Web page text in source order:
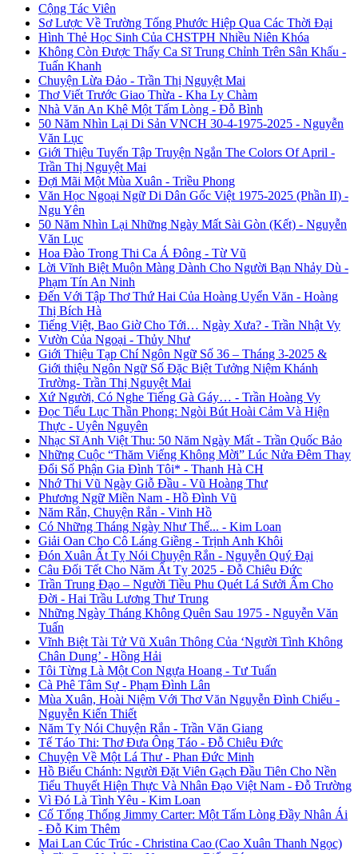
Cộng Tác Viên
Sơ Lược Về Trường Tống Phước Hiệp Qua Các Thời Đại
Hình Thẻ Học Sinh Của CHSTPH Nhiều Niên Khóa
Không Còn Được Thấy Ca Sĩ Trung Chỉnh Trên Sân Khấu -
Tuấn Khanh
Chuyện Lừa Đảo - Trần Thị Nguyệt Mai
Thơ Viết Trước Giao Thừa - Kha Ly Chàm
Nhà Văn An Khê Một Tấm Lòng - Đỗ Bình
50 Năm Nhìn Lại Di Sản VNCH 30-4-1975-2025 - Nguyễn
Văn Lục
Giới Thiệu Tuyển Tập Truyện Ngắn The Colors Of April -
Trần Thị Nguyệt Mai
Đợi Mãi Một Mùa Xuân - Triều Phong
Văn Học Ngoại Ngữ Di Dân Gốc Việt 1975-2025 (Phần II) -
Ngu Yên
50 Năm Nhìn Lại Những Ngày Mất Sài Gòn (Kết) - Nguyễn
Văn Lục
Hoa Đào Trong Thi Ca Á Đông - Từ Vũ
Lời Vĩnh Biệt Muộn Màng Dành Cho Người Bạn Nhảy Dù -
Phạm Tín An Ninh
Đến Với Tập Thơ Thứ Hai Của Hoàng Uyển Văn - Hoàng
Thị Bích Hà
Tiếng Việt, Bao Giờ Cho Tới… Ngày Xưa? - Trần Nhật Vy
Vườn Của Ngoại - Thủy Như
Giới Thiệu Tạp Chí Ngôn Ngữ Số 36 – Tháng 3-2025 &
Giới thiệu Ngôn Ngữ Số Đặc Biệt Tưởng Niệm Khánh
Trường- Trần Thị Nguyệt Mai
Xứ Người, Có Nghe Tiếng Gà Gáy… - Trần Hoàng Vy
Đọc Tiểu Lục Thần Phong: Ngòi Bút Hoài Cảm Và Hiện
Thực - Uyên Nguyên
Nhạc Sĩ Anh Việt Thu: 50 Năm Ngày Mất - Trần Quốc Bảo
Những Cuộc “Thăm Viếng Không Mời” Lúc Nửa Đêm Thay
Đổi Số Phận Gia Đình Tôi* - Thanh Hà CH
Nhớ Thi Vũ Ngày Giỗ Đầu - Vũ Hoàng Thư
Phương Ngữ Miền Nam - Hồ Đình Vũ
Năm Rắn, Chuyện Rắn - Vinh Hồ
Có Những Tháng Ngày Như Thế... - Kim Loan
Giải Oan Cho Cô Láng Giềng - Trịnh Anh Khôi
Đón Xuân Ất Tỵ Nói Chuyện Rắn - Nguyễn Quý Đại
Câu Đối Tết Cho Năm Ất Tỵ 2025 - Đỗ Chiêu Đức
Trần Trung Đạo – Người Tiều Phu Quét Lá Sưởi Ấm Cho
Đời - Hai Trầu Lương Thư Trung
Những Ngày Tháng Không Quên Sau 1975 - Nguyễn Văn
Tuấn
Vĩnh Biệt Tài Tử Vũ Xuân Thông Của ‘Người Tình Không
Chân Dung’ - Hồng Hải
Tôi Từng Là Một Con Ngựa Hoang - Tư Tuấn
Cà Phê Tâm Sự - Phạm Đình Lân
Mùa Xuân, Hoài Niệm Với Thơ Văn Nguyễn Đình Chiểu -
Nguyễn Kiến Thiết
Năm Tỵ Nói Chuyện Rắn - Trần Văn Giang
Tế Táo Thi: Thơ Đưa Ông Táo - Đỗ Chiêu Đức
Chuyện Về Một Lá Thư - Phan Đức Minh
Hồ Biểu Chánh: Người Đặt Viên Gạch Đầu Tiên Cho Nền
Tiểu Thuyết Hiện Thực Và Nhân Đạo Việt Nam - Đỗ Trường
Vì Đó Là Tình Yêu - Kim Loan
Cố Tổng Thống Jimmy Carter: Một Tấm Lòng Đầy Nhân Ái
- Đỗ Kim Thêm
Mai Lan Cúc Trúc - Christina Cao (Cao Xuân Thanh Ngọc)